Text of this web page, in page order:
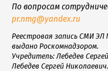
По вопросам
pr.nmg@yandex.ru
Реестровая запись СМИ ЭЛ
выдано Роскомнадзором.
Учредитель: Лебедев
Лебедев Сергей Николаевич.